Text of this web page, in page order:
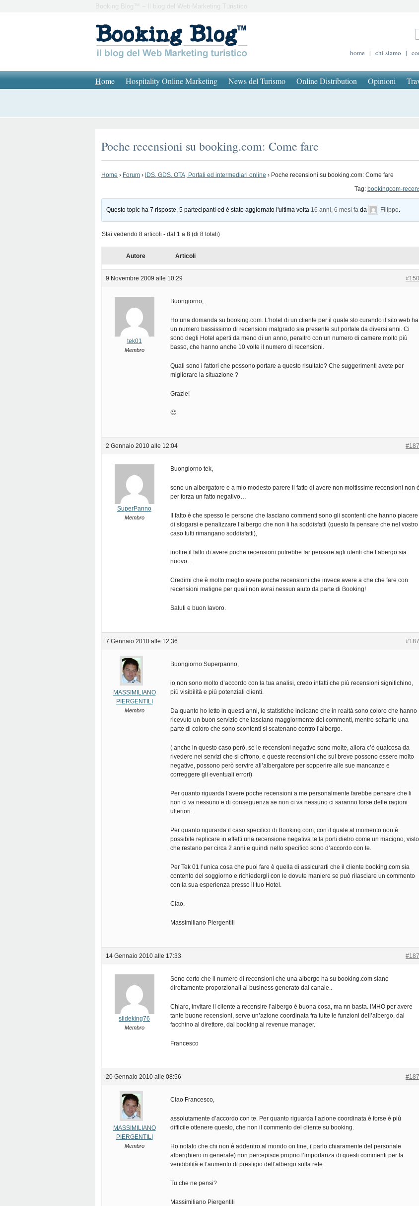
Booking Blog™ – Il blog del Web Marketing Turistico
home | chi siamo |
Home Hospitality Online Marketing News del Turismo Online Distribution Opinioni
Poche recensioni su booking.com: Come fare
Home › Forum › IDS, GDS, OTA, Portali ed intermediari online › Poche recensioni su booking.com: Come fare
Tag: bookingcom-
Questo topic ha 7 risposte, 5 partecipanti ed è stato aggiornato l'ultima volta 16 anni, 6 mesi fa da Filippo
Stai vedendo 8 articoli - dal 1 a 8 (di 8 totali)
Autore Articoli
9 Novembre 2009 alle 10:29
tek01
Membro
Buongiorno,
Ho una domanda su booking.com. L’hotel di un cliente per il quale sto curando il sito web ha
un numero bassissimo di recensioni malgrado sia presente sul portale da diversi anni. Ci
sono degli Hotel aperti da meno di un anno, peraltro con un numero di camere molto più
basso, che hanno anche 10 volte il numero di recensioni.
Quali sono i fattori che possono portare a questo risultato? Che suggerimenti avete per
migliorare la situazione ?
Grazie!
🙂
2 Gennaio 2010 alle 12:04
SuperPanno
Membro
Buongiorno tek,
sono un albergatore e a mio modesto parere il fatto di avere non moltissime recensioni non è
per forza un fatto negativo…
Il fatto è che spesso le persone che lasciano commenti sono gli scontenti che hanno piacere
di sfogarsi e penalizzare l’albergo che non li ha soddisfatti (questo fa pensare che nel vostro
caso tutti rimangano soddisfatti),
inoltre il fatto di avere poche recensioni potrebbe far pensare agli utenti che l’abergo sia
nuovo…
Credimi che è molto meglio avere poche recensioni che invece avere a che che fare con
recensioni maligne per quali non avrai nessun aiuto da parte di Booking!
Saluti e buon lavoro.
7 Gennaio 2010 alle 12:36
MASSIMILIANO
PIERGENTILI
Membro
Buongiorno Superpanno,
io non sono molto d’accordo con la tua analisi, credo infatti che più recensioni significhino,
più visibilità e più potenziali clienti.
Da quanto ho letto in questi anni, le statistiche indicano che in realtà sono coloro che hanno
ricevuto un buon servizio che lasciano maggiormente dei commenti, mentre soltanto una
parte di coloro che sono scontenti si scatenano contro l’albergo.
( anche in questo caso però, se le recensioni negative sono molte, allora c’è qualcosa da
rivedere nei servizi che si offrono, e queste recensioni che sul breve possono essere molto
negative, possono però servire all’albergatore per sopperire alle sue mancanze e
correggere gli eventuali errori)
Per quanto riguarda l’avere poche recensioni a me personalmente farebbe pensare che li
non ci va nessuno e di conseguenza se non ci va nessuno ci saranno forse delle ragioni
ulteriori.
Per quanto rigurarda il caso specifico di Booking.com, con il quale al momento non è
possibile replicare in effetti una recensione negativa te la porti dietro come un macigno, visto
che restano per circa 2 anni e quindi nello specifico sono d’accordo con te.
Per Tek 01 l’unica cosa che puoi fare è quella di assicurarti che il cliente booking.com sia
contento del soggiorno e richiedergli con le dovute maniere se può rilasciare un commento
con la sua esperienza presso il tuo Hotel.
Ciao.
Massimiliano Piergentili
14 Gennaio 2010 alle 17:33
slideking76
Membro
Sono certo che il numero di recensioni che una albergo ha su booking.com siano
direttamente proporzionali al business generato dal canale..
Chiaro, invitare il cliente a recensire l’albergo è buona cosa, ma nn basta. IMHO per avere
tante buone recensioni, serve un’azione coordinata fra tutte le funzioni dell’albergo, dal
facchino al direttore, dal booking al revenue manager.
Francesco
20 Gennaio 2010 alle 08:56
MASSIMILIANO
PIERGENTILI
Membro
Ciao Francesco,
assolutamente d’accordo con te. Per quanto riguarda l’azione coordinata è forse è più
difficile ottenere questo, che non il commento del cliente su booking.
Ho notato che chi non è addentro al mondo on line, ( parlo chiaramente del personale
alberghiero in generale) non percepisce proprio l’importanza di questi commenti per la
vendibilità e l’aumento di prestigio dell’albergo sulla rete.
Tu che ne pensi?
Massimiliano Piergentili